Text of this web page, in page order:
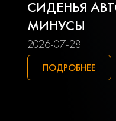
Lifan
Mitsubishi
СИДЕНЬЯ
МИНУСЫ
2026-07-28
ПОДРОБНЕЕ